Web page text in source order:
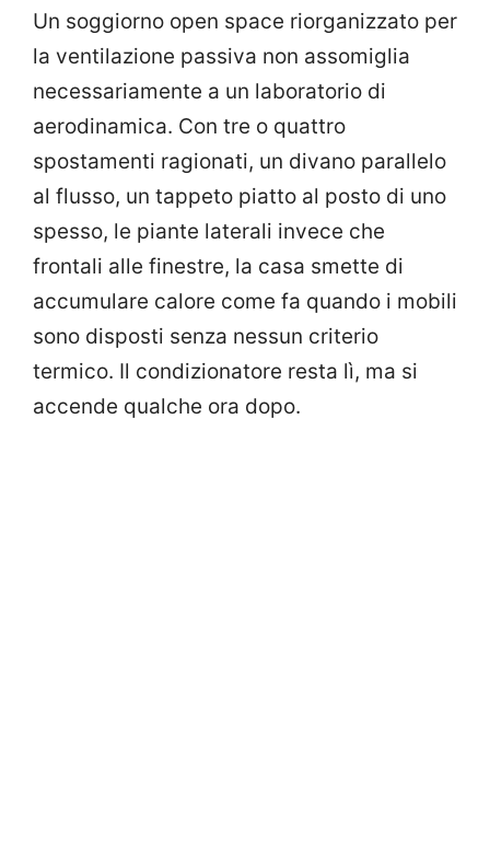
Un soggiorno open space riorganizzato per
la ventilazione passiva non assomiglia
necessariamente a un laboratorio di
aerodinamica. Con tre o quattro
spostamenti ragionati, un divano parallelo
al flusso, un tappeto piatto al posto di uno
spesso, le piante laterali invece che
frontali alle finestre, la casa smette di
accumulare calore come fa quando i mobili
sono disposti senza nessun criterio
termico. Il condizionatore resta lì, ma si
accende qualche ora dopo.